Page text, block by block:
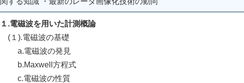
１.電磁波を用いた計測概論
(１).電磁波の基礎
a.電磁波の発見
b.Maxwell方程式
c.電磁波の性質